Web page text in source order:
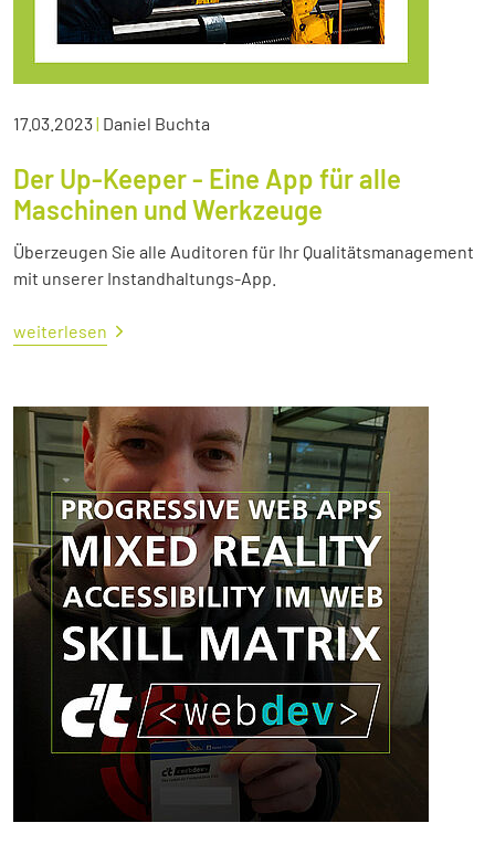
17.03.2023| Daniel Buchta
Der Up-Keeper - Eine App für alle
Maschinen und Werkzeuge
Überzeugen Sie alle Auditoren für Ihr Qualitätsmanagement
mit unserer Instandhaltungs-App.
weiterlesen